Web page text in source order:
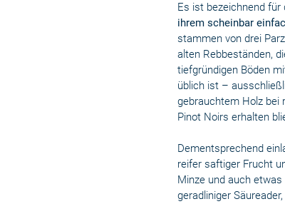
Es ist bezeichnend
ihrem scheinbar
stammen von drei
alten Rebbeständen,
tiefgründigen Böden
üblich ist –
gebrauchtem Holz bei
Pinot Noirs erhalten
Dementsprechend
reifer saftiger Frucht
Minze und auch
geradliniger